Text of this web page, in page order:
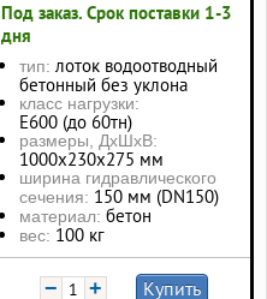
Под заказ. Срок поставки 1-3
дня
тип: лоток водоотводный
бетонный без уклона
класс нагрузки:
Е600 (до 60тн)
размеры, ДхШхВ:
1000х230х275 мм
ширина гидравлического
сечения: 150 мм (DN150)
материал: бетон
вес: 100 кг
− + Купить